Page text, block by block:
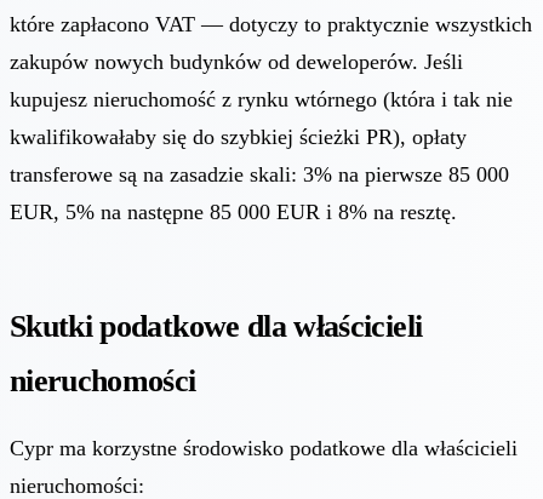
które zapłacono VAT — dotyczy to praktycznie wszystkich
zakupów nowych budynków od deweloperów. Jeśli
kupujesz nieruchomość z rynku wtórnego (która i tak nie
kwalifikowałaby się do szybkiej ścieżki PR), opłaty
transferowe są na zasadzie skali: 3% na pierwsze 85 000
EUR, 5% na następne 85 000 EUR i 8% na resztę.
Skutki podatkowe dla właścicieli
nieruchomości
Cypr ma korzystne środowisko podatkowe dla właścicieli
nieruchomości: